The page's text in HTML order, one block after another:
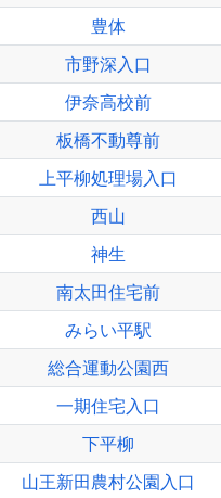
豊体
市野深入口
伊奈高校前
板橋不動尊前
上平柳処理場入口
西山
神生
南太田住宅前
みらい平駅
総合運動公園西
一期住宅入口
下平柳
山王新田農村公園入口